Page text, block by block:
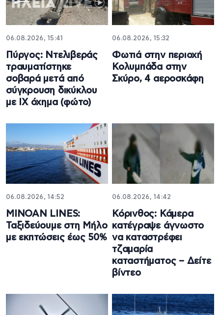
06.08.2026, 15:41
Πύργος: Ντελιβεράς
τραυματίστηκε
σοβαρά μετά από
σύγκρουση δικύκλου
με ΙΧ όχημα (φώτο)
06.08.2026, 15:32
Φωτιά στην περιοχή
Κολυμπάδα στην
Σκύρο, 4 αεροσκάφη
06.08.2026, 14:52
MINOAN LINES:
Ταξιδεύουμε στη Μήλο
με εκπτώσεις έως 50%
06.08.2026, 14:42
Κόρινθος: Κάμερα
κατέγραψε άγνωστο
να καταστρέφει
τζαμαρία
καταστήματος – Δείτε
βίντεο